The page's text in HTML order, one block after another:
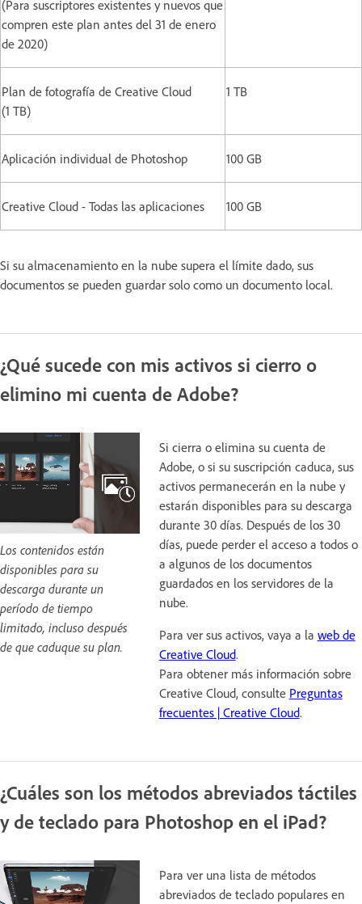
(Para suscriptores existentes y nuevos que
compren este plan antes del 31 de enero
de 2020)
Plan de fotografía de Creative Cloud
(1 TB)
1 TB
Aplicación individual de Photoshop 100 GB
Creative Cloud - Todas las aplicaciones 100 GB
Si su almacenamiento en la nube supera el límite dado, sus
documentos se pueden guardar solo como un documento local.
¿Qué sucede con mis activos si cierro o
elimino mi cuenta de Adobe?
Los contenidos están
disponibles para su
descarga durante un
período de tiempo
limitado, incluso después
de que caduque su plan.
Si cierra o elimina su cuenta de
Adobe, o si su suscripción caduca, sus
activos permanecerán en la nube y
estarán disponibles para su descarga
durante 30 días. Después de los 30
días, puede perder el acceso a todos o
a algunos de los documentos
guardados en los servidores de la
nube.
Para ver sus activos, vaya a la web de
Creative Cloud.
Para obtener más información sobre
Creative Cloud, consulte Preguntas
frecuentes | Creative Cloud.
¿Cuáles son los métodos abreviados táctiles
y de teclado para Photoshop en el iPad?
Para ver una lista de métodos
abreviados de teclado populares en